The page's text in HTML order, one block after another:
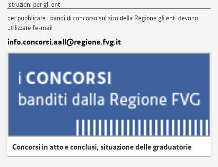
istruzioni per gli enti
per pubblicare i bandi di concorso sul sito della Regione gli enti devono
utilizzare l'e-mail
info.concorsi.aall@regione.fvg.it
Concorsi in atto e conclusi, situazione delle graduatorie